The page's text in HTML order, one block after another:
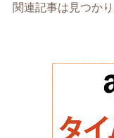
関連記事は見つか